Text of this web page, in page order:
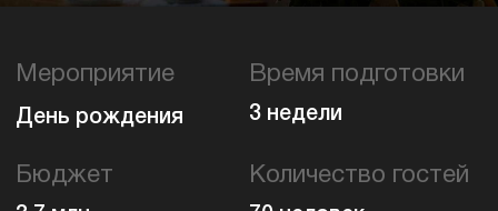
ДЕНЬ РОЖДЕНИЯ
КСЕНИИ
Идея праздника заключалась в объединении